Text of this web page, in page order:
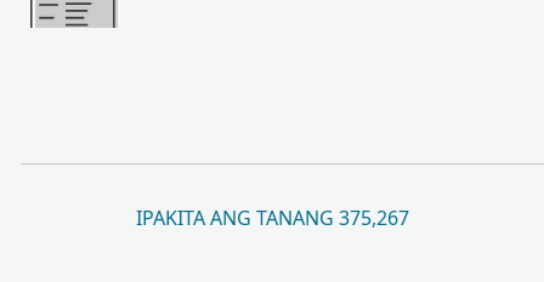
IPAKITA ANG TANANG 375,267